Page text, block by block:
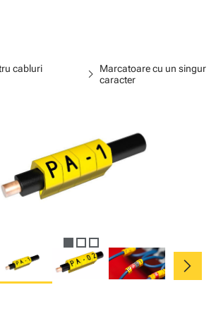
cabluri
chevron_right
Marcatoare cu un singur
caracter
chevron_right